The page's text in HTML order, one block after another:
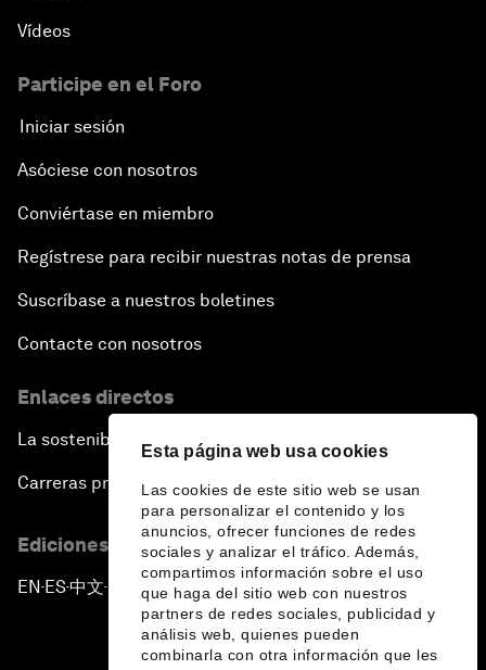
Esta página web usa cookies
Las cookies de este sitio web se usan
para personalizar el contenido y los
anuncios, ofrecer funciones de redes
sociales y analizar el tráfico. Además,
compartimos información sobre el uso
que haga del sitio web con nuestros
partners de redes sociales, publicidad y
análisis web, quienes pueden
combinarla con otra información que les
Vídeos
Participe en el Foro
Iniciar sesión
Asóciese con nosotros
Conviértase en miembro
Regístrese para recibir nuestras notas de prensa
Suscríbase a nuestros boletines
Contacte con nosotros
Enlaces directos
La sostenibilidad en el Foro
Carreras profesionales
Ediciones en otros idiomas
EN ▪ ES▪中文▪ 日本語